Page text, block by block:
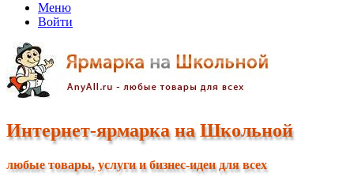
Меню
Войти
Интернет-ярмарка на Школьной
любые товары, услуги и бизнес-идеи для всех